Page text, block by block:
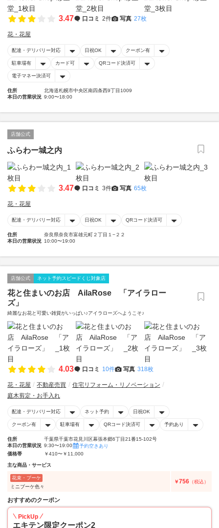
3.47 口コミ 2件 写真 27枚
花・花屋
配達・デリバリー対応 日祝OK クーポン有
駐車場有 カード可 QRコード決済可
電子マネー決済可
住所
北海道札幌市中央区南四条西9丁目1009
本日の営業状況 9:00〜18:00
店舗公式
ふらわー城之内
3.47 口コミ 3件 写真 65枚
花・花屋
配達・デリバリー対応 日祝OK QRコード決済可
住所
奈良県奈良市富雄元町２丁目１−２２
本日の営業状況 10:00〜19:00
店舗公式 ネット予約スピードくじ対象店
花と住まいのお店 AilaRose 「アイラロー
ズ」
綺麗なお花と可愛い雑貨がいっぱい♪アイラローズへようこそ♪
4.03 口コミ 10件 写真 318枚
花・花屋 不動産売買
住宅リフォーム・リノベーション
庭木剪定・お手入れ
配達・デリバリー対応 ネット予約 日祝OK
クーポン有 駐車場有 QRコード決済可 予約あり
住所
千葉県千葉市花見川区幕張本郷6丁目21番15-102号
本日の営業状況 9:30〜19:00
予約空きあり
価格帯
￥410〜￥11,000
主な商品・サービス
花束・ブーケ
ミニブーケ色々
￥756 （税込）
おすすめのクーポン
PickUp
エキテン限定クーポン2